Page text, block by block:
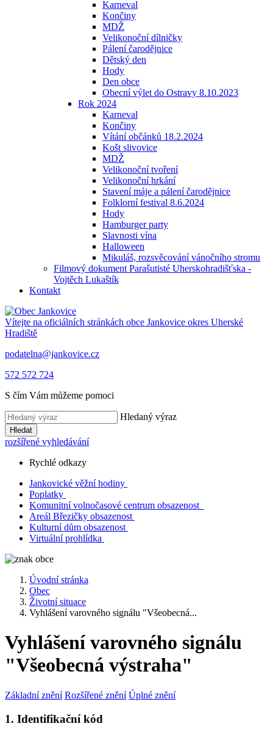
Karneval
Končiny
MDŽ
Velikonoční dílničky
Pálení čarodějnice
Dětský den
Hody
Den obce
Obecní výlet do Ostravy 8.10.2023
Rok 2024
Karneval
Končiny
Vítání občánků 18.2.2024
Košt slivovice
MDŽ
Velikonoční tvoření
Velikonoční hrkání
Stavení máje a pálení čarodějnice
Folklorní festival 8.6.2024
Hody
Hamburger party
Slavnosti vína
Halloween
Mikuláš, rozsvěcování vánočního stromu
Filmový dokument Parašutisté Uherskohradišťska -
Vojtěch Lukaštík
Kontakt
Vítejte na oficiálních stránkách obce Jankovice okres Uherské
Hradiště
podatelna@jankovice.cz
572 572 724
S čím Vám můžeme pomoci
Hledaný výraz
Hledat
rozšířené vyhledávání
Rychlé odkazy
Jankovické věžní hodiny
Poplatky
Komunitní volnočasové centrum obsazenost
Areál Březičky obsazenost
Kulturní dům obsazenost
Virtuální prohlídka
Úvodní stránka
Obec
Životní situace
Vyhlášení varovného signálu "Všeobecná...
Vyhlášení varovného signálu
"Všeobecná výstraha"
Základní znění Rozšířené znění Úplné znění
1. Identifikační kód